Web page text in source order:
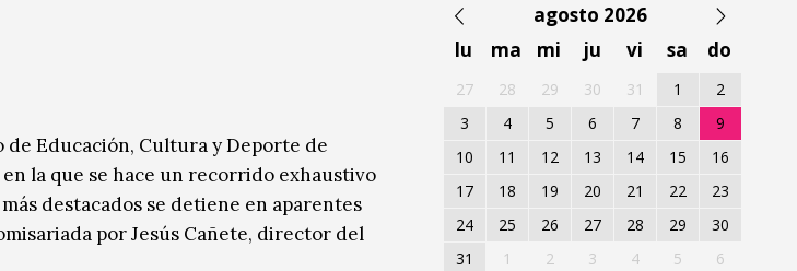
Educación, Cultura y Deporte de
la que se hace un recorrido exhaustivo
destacados se detiene en aparentes
por Jesús Cañete, director del
agosto 2026
lu
ma mi ju vi sa do
27 28 29 30 31 1
2
3
4 5 6 7 8
9
10
11 12 13 14 15
16
17
18 19 20 21 22
23
24
25 26 27 28 29
30
31
1 2 3 4 5 6